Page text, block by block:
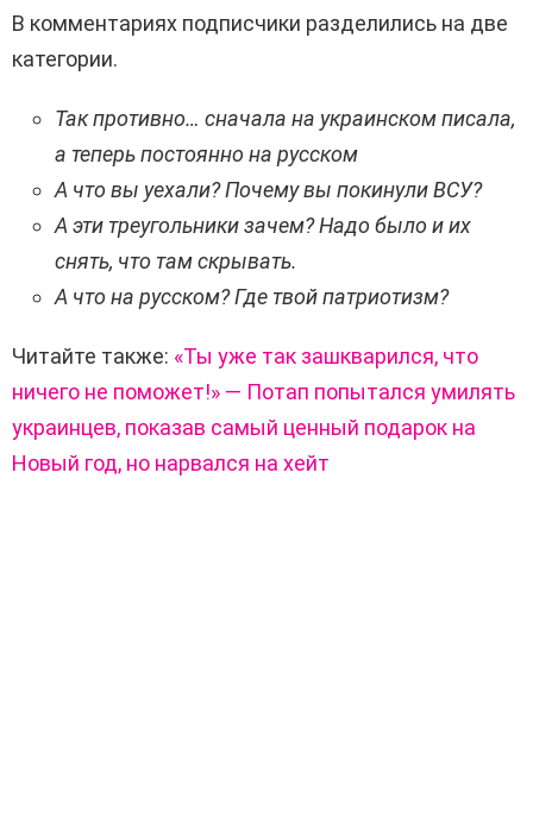
В комментариях подписчики разделились на две
категории.
Так противно… сначала на украинском писала,
а теперь постоянно на русском
А что вы уехали? Почему вы покинули ВСУ?
А эти треугольники зачем? Надо было и их
снять, что там скрывать.
А что на русском? Где твой патриотизм?
Читайте также: «Ты уже так зашкварился, что
ничего не поможет!» — Потап попытался умилять
украинцев, показав самый ценный подарок на
Новый год, но нарвался на хейт